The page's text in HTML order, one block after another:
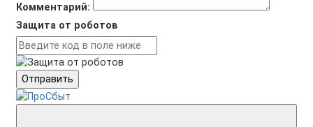
Комментарий:
Защита от роботов
Отправить